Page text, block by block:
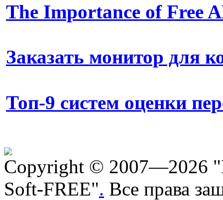
The Importance of Free
Заказать монитор для
Топ-9 систем оценки
Copyright © 2007—2026
Soft-FREE". Все права